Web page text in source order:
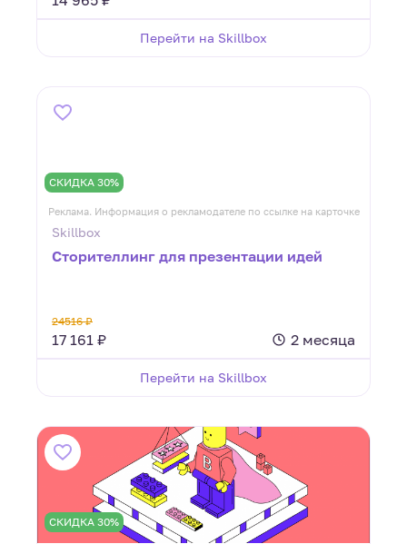
Перейти на Skillbox
СКИДКА 30%
Реклама. Информация о рекламодателе по ссылке на карточке
Skillbox
Сторителлинг для презентации идей
24516 ₽
17 161 ₽ 2 месяца
Перейти на Skillbox
СКИДКА 30%